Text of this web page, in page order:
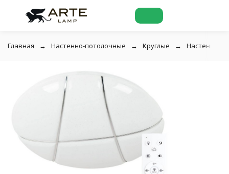
Главная Настенно-потолочные Круглые Настенно-